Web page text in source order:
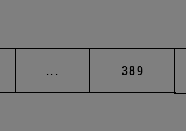
... Páginas intermedias
Página
389